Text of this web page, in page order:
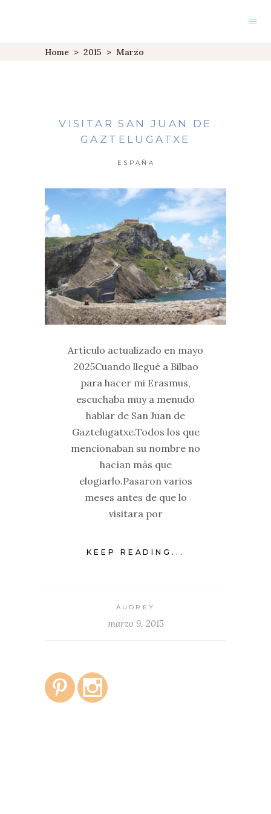
Home > 2015 > Marzo
VISITAR SAN JUAN DE
GAZTELUGATXE
ESPAÑA
Artículo actualizado en mayo
2025Cuando llegué a Bilbao
para hacer mi Erasmus,
escuchaba muy a menudo
hablar de San Juan de
Gaztelugatxe.Todos los que
mencionaban su nombre no
hacían más que
elogiarlo.Pasaron varios
meses antes de que lo
visitara por
KEEP READING...
AUDREY
marzo 9, 2015